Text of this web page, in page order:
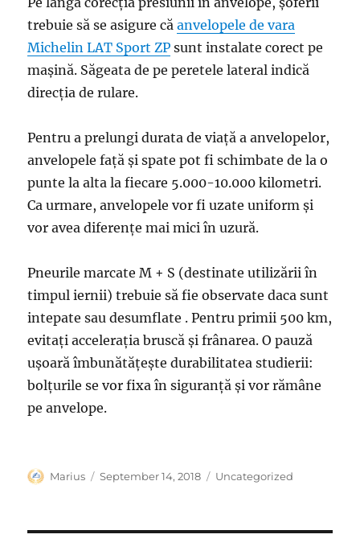
trebuie să se asigure căanvelopele de vara
Michelin LAT Sport ZP sunt instalate corect pe
mașină. Săgeata de pe peretele lateral indică
direcția de rulare.
Pentru a prelungi durata de viață a anvelopelor,
anvelopele față și spate pot fi schimbate de la o
punte la alta la fiecare 5.000-10.000 kilometri.
Ca urmare, anvelopele vor fi uzate uniform și
vor avea diferențe mai mici în uzură.
Pneurile marcate M + S (destinate utilizării în
timpul iernii) trebuie să fie observate daca sunt
intepate sau desumflate . Pentru primii 500 km,
evitați accelerația bruscă și frânarea. O pauză
ușoară îmbunătățește durabilitatea studierii:
bolțurile se vor fixa în siguranță și vor rămâne
pe anvelope.
Author
Marius
Posted
September 14, 2018 Categories
Uncategorized